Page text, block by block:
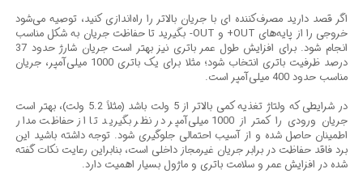
اگر قصد دارید مصرف‌کننده‌ ای با جریان بالاتر را راه‌اندازی کنید، توصیه می‌شود
خروجی را از پایه‌های OUT+ و OUT- بگیرید تا حفاظت جریان به شکل مناسب
انجام شود. برای افزایش طول عمر باتری نیز بهتر است جریان شارژ حدود 37
درصد ظرفیت باتری انتخاب شود؛ مثلا برای یک باتری 1000 میلی‌آمپر، جریان
مناسب حدود 400 میلی‌آمپر است.
در شرایطی که ولتاژ تغذیه کمی بالاتر از 5 ولت باشد (مثلاً 5.2 ولت)، بهتر است
جریان ورودی را کمتر از 1000 میلی‌آمپر در نظر بگیرید تا از حفاظت مدار
اطمینان حاصل شده و از آسیب احتمالی جلوگیری شود. توجه داشته باشید این
برد فاقد حفاظت در برابر جریان غیرمجاز داخلی است، بنابراین رعایت نکات گفته
شده در افزایش عمر و سلامت باتری و ماژول بسیار اهمیت دارد.